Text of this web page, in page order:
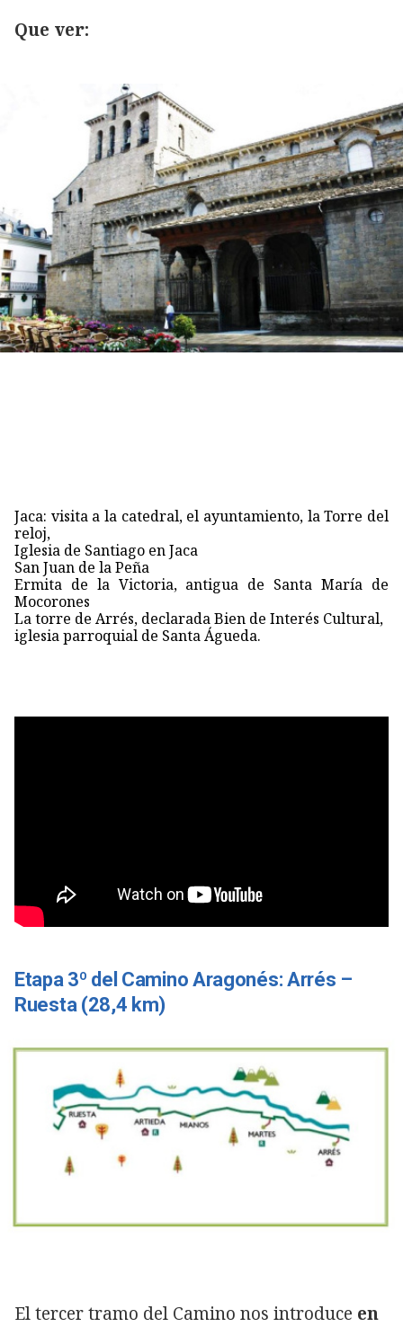
Que ver:
Jaca: visita a la catedral, el ayuntamiento, la Torre del
reloj,
Iglesia de Santiago en Jaca
San Juan de la Peña
Ermita de la Victoria, antigua de Santa María de
Mocorones
La torre de Arrés, declarada Bien de Interés Cultural,
iglesia parroquial de Santa Águeda.
Etapa 3º del Camino Aragonés: Arrés –
Ruesta (28,4 km)
El tercer tramo del Camino nos introduce en